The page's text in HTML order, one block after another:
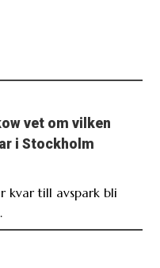
vet om vilken
i Stockholm
kvar till avspark bli